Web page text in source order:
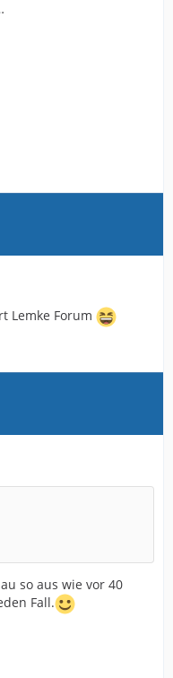
Lemke Forum
so aus wie vor 40
Fall.